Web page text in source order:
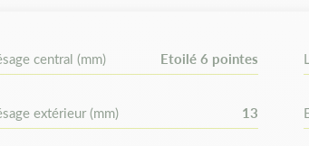
Remplace les références :
18 28-52, 532 44 69-93,
532182852, 532446993,
central (mm) Etoilé 6 pointes
extérieur (mm) 13